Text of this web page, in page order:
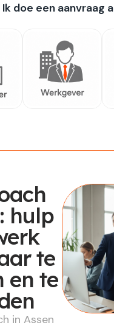
Ik doe een aanvraag
hulp
te
en te
in Assen